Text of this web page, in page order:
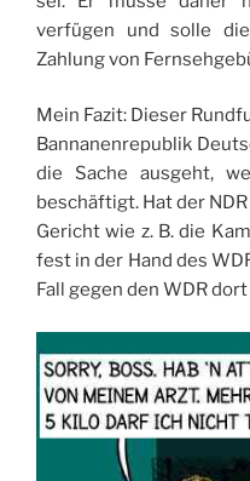
verfügen und solle
Zahlung von
Mein Fazit: Dieser
Bannanenrepublik
die Sache ausgeht,
beschäftigt. Hat der NDR
Gericht wie z. B. die
fest in der Hand des
Fall gegen den WDR